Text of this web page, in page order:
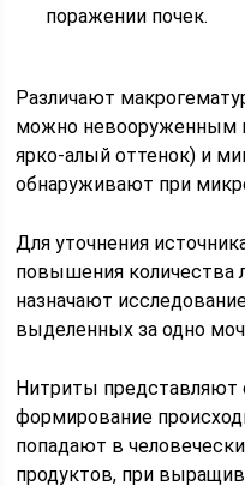
поражении почек.
Различают
можно невооруженным
ярко-алый оттенок) и
обнаруживают при
Для уточнения
повышения количества
назначают
выделенных за одно
Нитриты представляют
формирование
попадают в
продуктов, при